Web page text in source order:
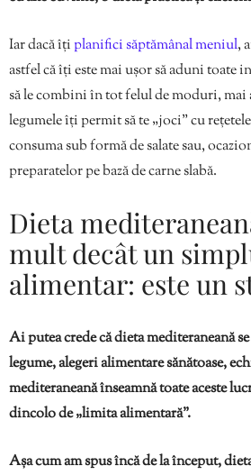
Iar dacă îțiplanifici săptămânal meniul,
astfel că îți este mai ușor să aduni toate
să le combini în tot felul de moduri, mai
legumele îți permit să te „joci” cu
consuma sub formă de salate sau,
preparatelor pe bază de carne slabă.
Dieta
mult decât un
alimentar: este un
Ai putea crede că dieta mediteraneană
legume, alegeri alimentare sănătoase,
mediteraneană înseamnă toate aceste
dincolo de „limita alimentară”.
Așa cum am spus încă de la început,